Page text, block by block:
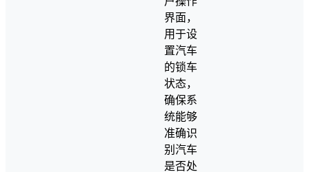
界面，
用于设
置汽车
的锁车
状态，
确保系
统能够
准确识
别汽车
是否处